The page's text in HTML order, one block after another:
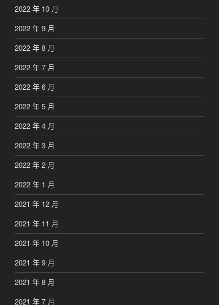
2022 年 10 月
2022 年 9 月
2022 年 8 月
2022 年 7 月
2022 年 6 月
2022 年 5 月
2022 年 4 月
2022 年 3 月
2022 年 2 月
2022 年 1 月
2021 年 12 月
2021 年 11 月
2021 年 10 月
2021 年 9 月
2021 年 8 月
2021 年 7 月